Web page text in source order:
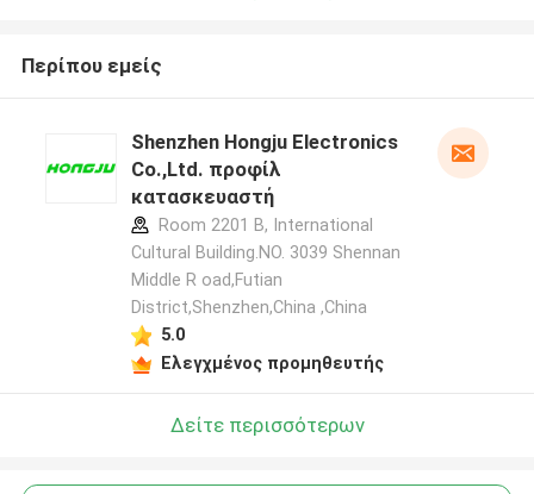
Περίπου εμείς
Shenzhen Hongju Electronics
Co.,Ltd. προφίλ
κατασκευαστή
Room 2201 B, International
Cultural Building.NO. 3039 Shennan
Middle R oad,Futian
District,Shenzhen,China ,China
5.0
Ελεγχμένος προμηθευτής
Δείτε περισσότερων